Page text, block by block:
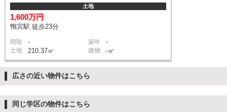
土地
1,600万円
鴨宮駅 徒歩23分
間取 - 築年 -
土地 210.37㎡ 建物 -㎡
広さの近い物件はこちら
同じ学区の物件はこちら